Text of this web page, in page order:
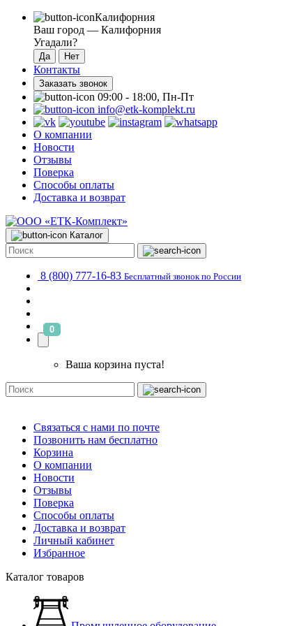
Калифорния
Ваш город — Калифорния
Угадали?
Контакты
Заказать звонок
09:00 - 18:00, Пн-Пт
info@etk-komplekt.ru
О компании
Новости
Отзывы
Поверка
Способы оплаты
Доставка и возврат
Каталог
8 (800) 777-16-83 Бесплатный звонок по России
0
Ваша корзина пуста!
Связаться с нами по почте
Позвонить нам бесплатно
Корзина
О компании
Новости
Отзывы
Поверка
Способы оплаты
Доставка и возврат
Личный кабинет
Избранное
Каталог товаров